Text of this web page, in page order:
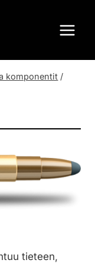
komponentit /
tieteen,